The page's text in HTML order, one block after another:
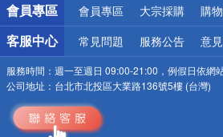
會員專區 會員專區 大宗採購 購
客服中心 常見問題 服務公告 意
服務時間： 週一至週日 09:00-21:00，例假日依網
公司地址： 台北市北投區大業路136號5樓 (台灣)